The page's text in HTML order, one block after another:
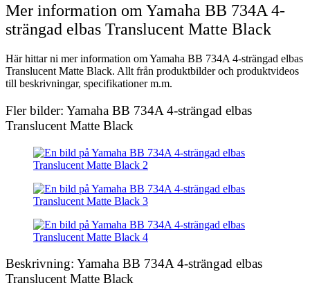
Mer information om Yamaha BB 734A 4-
strängad elbas Translucent Matte Black
Här hittar ni mer information om Yamaha BB 734A 4-strängad elbas
Translucent Matte Black. Allt från produktbilder och produktvideos
till beskrivningar, specifikationer m.m.
Fler bilder: Yamaha BB 734A 4-strängad elbas
Translucent Matte Black
Beskrivning: Yamaha BB 734A 4-strängad elbas
Translucent Matte Black